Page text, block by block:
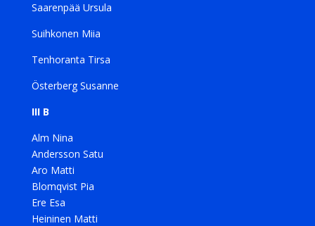
Saarenpää Ursula
Suihkonen Miia
Tenhoranta Tirsa
Österberg Susanne
III B
Alm Nina
Andersson Satu
Aro Matti
Blomqvist Pia
Ere Esa
Heininen Matti